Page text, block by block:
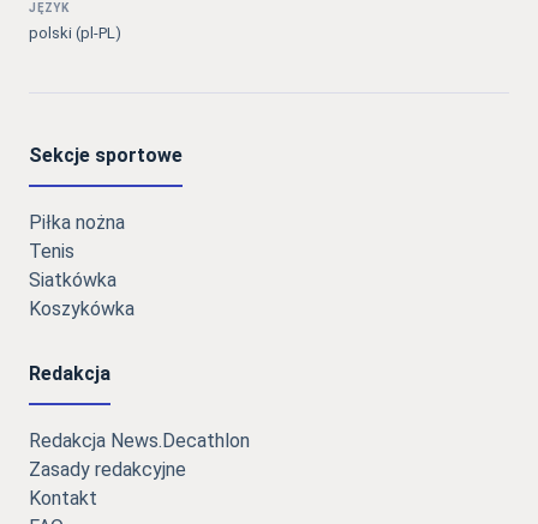
JĘZYK
polski (pl-PL)
Sekcje sportowe
Piłka nożna
Tenis
Siatkówka
Koszykówka
Redakcja
Redakcja News.Decathlon
Zasady redakcyjne
Kontakt